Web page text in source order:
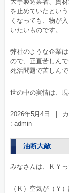
大手製造業者、資
を止めていたとい
くなっても、物が
いたいものです。
弊社のような企業
ので、正直苦しん
死活問題で苦しんで
世の中の実情は、現
2026年5月4日
: admin
油断大敵
みなさんは、ＫＹ
（Ｋ）空気が（Ｙ